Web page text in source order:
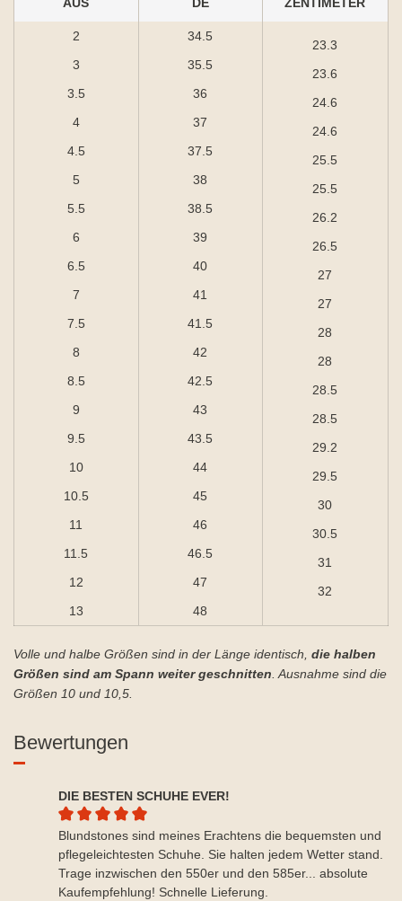
2
3
3.5
4
4.5
5
5.5
6
6.5
7
7.5
8
8.5
9
9.5
10
10.5
11
11.5
12
13
34.5
35.5
36
37
37.5
38
38.5
39
40
41
41.5
42
42.5
43
43.5
44
45
46
46.5
47
48
23.3
23.6
24.6
24.6
25.5
25.5
26.2
26.5
27
27
28
28
28.5
28.5
29.2
29.5
30
30.5
31
32
Volle und halbe Größen sind in der Länge identisch, die halben
Größen sind am Spann weiter geschnitten . Ausnahme sind die
Größen 10 und 10,5.
Bewertungen
DIE BESTEN SCHUHE EVER!
Durchschnittliche Bewertung von 5 von 5 Sternen
Blundstones sind meines Erachtens die bequemsten und
pflegeleichtesten Schuhe. Sie halten jedem Wetter stand.
Trage inzwischen den 550er und den 585er... absolute
Kaufempfehlung! Schnelle Lieferung.